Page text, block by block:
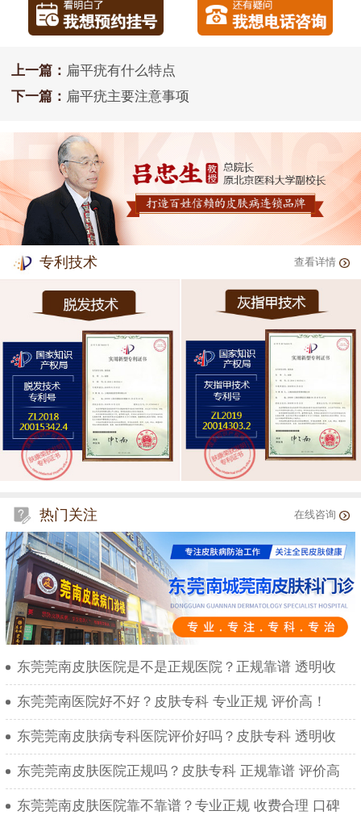
上一篇： 扁平疣有什么特点
下一篇： 扁平疣主要注意事项
专利技术 查看详情
热门关注 在线咨询
东莞莞南皮肤医院是不是正规医院？正规靠谱 透明收
东莞莞南医院好不好？皮肤专科 专业正规 评价高！
东莞莞南皮肤病专科医院评价好吗？皮肤专科 透明收
东莞莞南皮肤医院正规吗？皮肤专科 正规靠谱 评价高
东莞莞南皮肤医院靠不靠谱？专业正规 收费合理 口碑